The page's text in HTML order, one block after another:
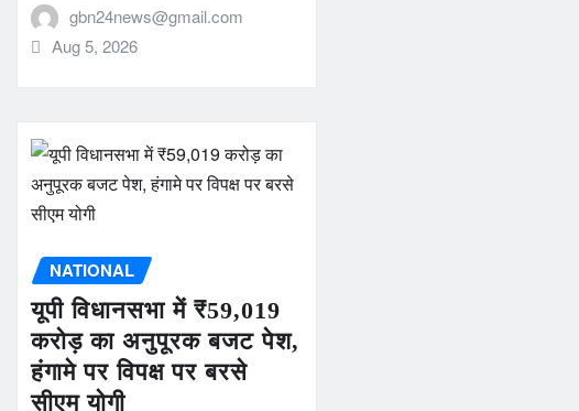
gbn24news@gmail.com
Aug 5, 2026
NATIONAL
यूपी विधानसभा में ₹59,019
करोड़ का अनुपूरक बजट पेश,
हंगामे पर विपक्ष पर बरसे
सीएम योगी